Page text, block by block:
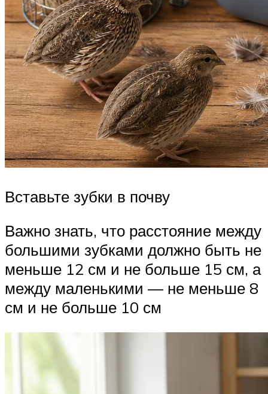
Вставьте зубки в почву
Важно знать, что расстояние между
большими зубками должно быть не
меньше 12 см и не больше 15 см, а
между маленькими — не меньше 8
см и не больше 10 см